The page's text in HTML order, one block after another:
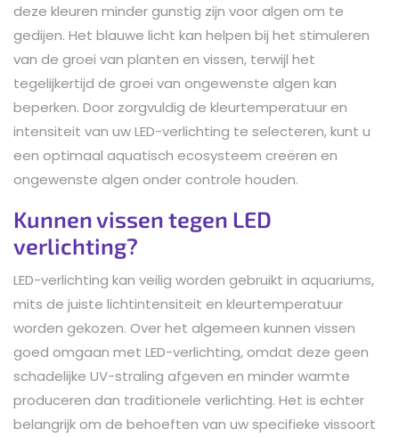
deze kleuren minder gunstig zijn voor algen om te
gedijen. Het blauwe licht kan helpen bij het stimuleren
van de groei van planten en vissen, terwijl het
tegelijkertijd de groei van ongewenste algen kan
beperken. Door zorgvuldig de kleurtemperatuur en
intensiteit van uw LED-verlichting te selecteren, kunt u
een optimaal aquatisch ecosysteem creëren en
ongewenste algen onder controle houden.
Kunnen vissen tegen LED
verlichting?
LED-verlichting kan veilig worden gebruikt in aquariums,
mits de juiste lichtintensiteit en kleurtemperatuur
worden gekozen. Over het algemeen kunnen vissen
goed omgaan met LED-verlichting, omdat deze geen
schadelijke UV-straling afgeven en minder warmte
produceren dan traditionele verlichting. Het is echter
belangrijk om de behoeften van uw specifieke vissoort